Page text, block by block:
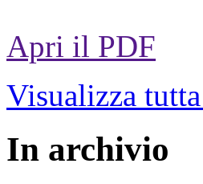
Apri il PDF
Visualizza
In archivio